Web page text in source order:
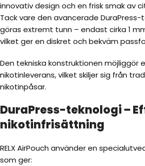
innovativ design och en frisk smak av
Tack vare den avancerade DuraPress-
göras extremt tunn – endast cirka 1
vilket ger en diskret och bekväm
Den tekniska konstruktionen möjliggör
nikotinleverans, vilket skiljer sig från
nikotinpåsar.
DuraPress-teknologi –
nikotinfrisättning
RELX AirPouch använder en
som ger: